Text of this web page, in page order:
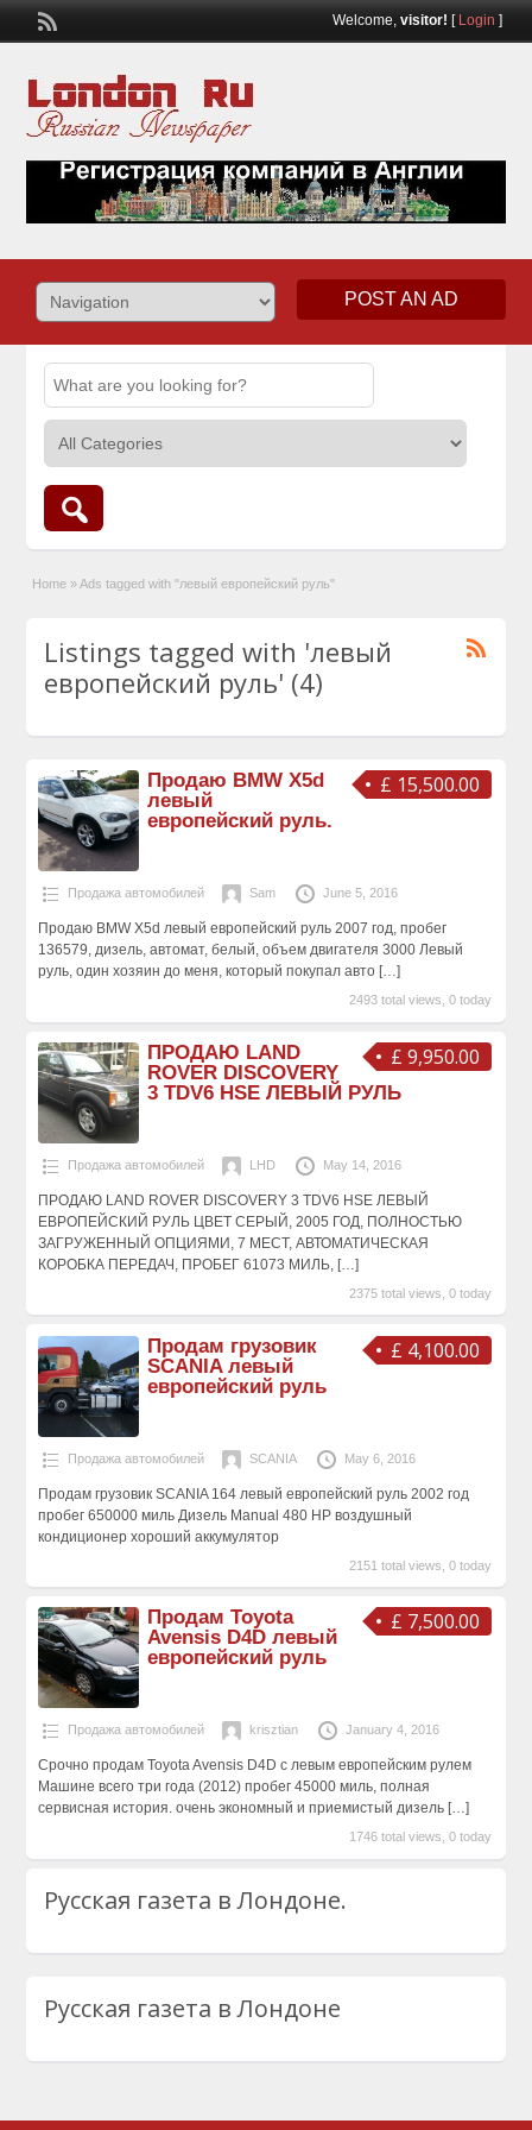
Welcome, visitor! [ Login ]
POST AN AD
Home » Ads tagged with "левый европейский руль"
Listings tagged with 'левый
европейский руль' (4)
£ 15,500.00
Продаю BMW X5d
левый
европейский руль.
Продажа автомобилей Sam June 5, 2016
Продаю BMW X5d левый европейский руль 2007 год, пробег
136579, дизель, автомат, белый, объем двигателя 3000 Левый
руль, один хозяин до меня, который покупал авто […]
2493 total views, 0 today
£ 9,950.00
ПРОДАЮ LAND
ROVER DISCOVERY
3 TDV6 HSE ЛЕВЫЙ РУЛЬ
Продажа автомобилей LHD May 14, 2016
ПРОДАЮ LAND ROVER DISCOVERY 3 TDV6 HSE ЛЕВЫЙ
ЕВРОПЕЙСКИЙ РУЛЬ ЦВЕТ СЕРЫЙ, 2005 ГОД, ПОЛНОСТЬЮ
ЗАГРУЖЕННЫЙ ОПЦИЯМИ, 7 МЕСТ, АВТОМАТИЧЕСКАЯ
КОРОБКА ПЕРЕДАЧ, ПРОБЕГ 61073 МИЛЬ, […]
2375 total views, 0 today
£ 4,100.00
Продам грузовик
SCANIA левый
европейский руль
Продажа автомобилей SCANIA May 6, 2016
Продам грузовик SCANIA 164 левый европейский руль 2002 год
пробег 650000 миль Дизель Manual 480 HP воздушный
кондиционер хороший аккумулятор
2151 total views, 0 today
£ 7,500.00
Продам Toyota
Avensis D4D левый
европейский руль
Продажа автомобилей krisztian January 4, 2016
Срочно продам Toyota Avensis D4D с левым европейским рулем
Машине всего три года (2012) пробег 45000 миль, полная
сервисная история. очень экономный и приемистый дизель […]
1746 total views, 0 today
Русская газета в Лондоне.
Русская газета в Лондоне